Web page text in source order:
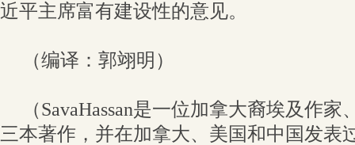
近平主席富有建设性的意见。
（编译：郭翊明）
（SavaHassan是一位加拿大裔埃及作
三本著作，并在加拿大、美国和中国发表